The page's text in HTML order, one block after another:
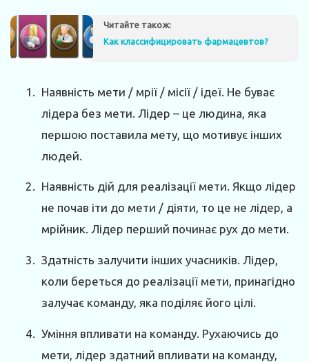
Читайте також:
Как классифицировать фармацевтов?
Наявність мети / мрії / місії / ідеї. Не буває
лідера без мети. Лідер – це людина, яка
першою поставила мету, що мотивує інших
людей.
Наявність дій для реалізації мети. Якщо лідер
не почав іти до мети / діяти, то це не лідер, а
мрійник. Лідер перший починає рух до мети.
Здатність залучити інших учасників. Лідер,
коли береться до реалізації мети, принагідно
залучає команду, яка поділяє його цілі.
Уміння впливати на команду. Рухаючись до
мети, лідер здатний впливати на команду,